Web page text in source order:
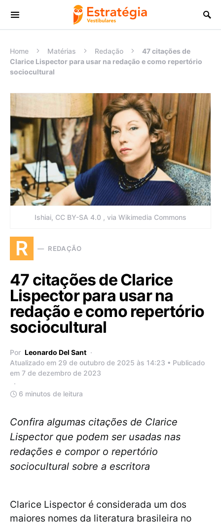
Procurar:
Home Matérias Redação
47 citações de
Clarice Lispector para usar na redação e como repertório
sociocultural
Ishiai, CC BY-SA 4.0 , via Wikimedia Commons
R REDAÇÃO
47 citações de Clarice
Lispector para usar na
redação e como repertório
sociocultural
Por Leonardo Del Sant
Atualizado em 29 de outubro de 2025 às 14:23 • Publicado
em 7 de dezembro de 2023
6 minutos de leitura
Confira algumas citações de Clarice
Lispector que podem ser usadas nas
redações e compor o repertório
sociocultural sobre a escritora
Clarice Lispector é considerada um dos
maiores nomes da literatura brasileira no